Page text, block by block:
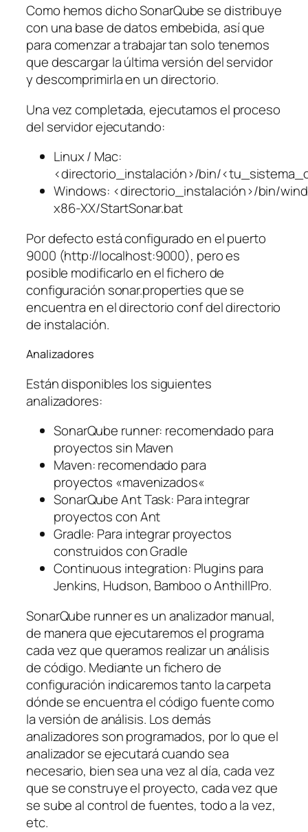
Como hemos dicho SonarQube se distribuye
con una base de datos embebida, así que
para comenzar a trabajar tan solo tenemos
que descargar la última versión del servidor
y descomprimirla en un directorio.
Una vez completada, ejecutamos el proceso
del servidor ejecutando:
Linux / Mac:
<directorio_instalación>/bin/
Windows: <directorio_instalación>/bin/
x86-XX/StartSonar.bat
Por defecto está configurado en el puerto
9000 (http://localhost:9000), pero es
posible modificarlo en el fichero de
configuración sonar.properties que se
encuentra en el directorio conf del directorio
de instalación.
Analizadores
Están disponibles los siguientes
analizadores:
SonarQube runner: recomendado para
proyectos sin Maven
Maven: recomendado para
proyectos «mavenizados«
SonarQube Ant Task: Para integrar
proyectos con Ant
Gradle: Para integrar proyectos
construidos con Gradle
Continuous integration: Plugins para
Jenkins, Hudson, Bamboo o AnthillPro.
SonarQube runner es un analizador manual,
de manera que ejecutaremos el programa
cada vez que queramos realizar un análisis
de código. Mediante un fichero de
configuración indicaremos tanto la carpeta
dónde se encuentra el código fuente como
la versión de análisis. Los demás
analizadores son programados, por lo que el
analizador se ejecutará cuando sea
necesario, bien sea una vez al día, cada vez
que se construye el proyecto, cada vez que
se sube al control de fuentes, todo a la vez,
etc.